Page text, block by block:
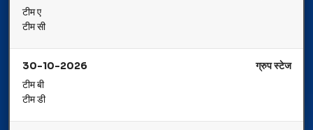
टीम ए
टीम सी
30-10-2026
ग्रुप स्टेज
टीम बी
टीम डी